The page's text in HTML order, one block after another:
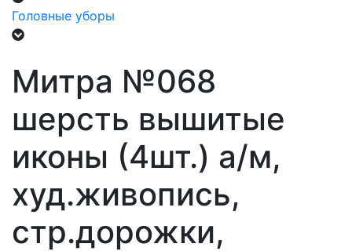
Головные уборы
Митра №068
шерсть вышитые
иконы (4шт.) а/м,
худ.живопись,
стр.дорожки,